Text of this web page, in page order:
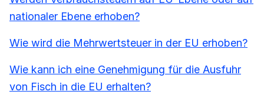
nationaler Ebene erhoben?
Wie wird die Mehrwertsteuer in der EU erhoben?
Wie kann ich eine Genehmigung für die Ausfuhr
von Fisch in die EU erhalten?